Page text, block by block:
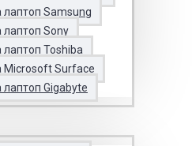
лаптоп Samsung
лаптоп Sony
лаптоп Toshiba
Microsoft Surface
лаптоп Gigabyte